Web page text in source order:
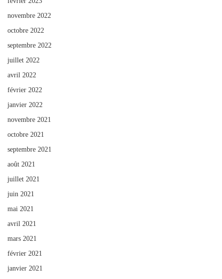
novembre 2022
octobre 2022
septembre 2022
juillet 2022
avril 2022
février 2022
janvier 2022
novembre 2021
octobre 2021
septembre 2021
août 2021
juillet 2021
juin 2021
mai 2021
avril 2021
mars 2021
février 2021
janvier 2021